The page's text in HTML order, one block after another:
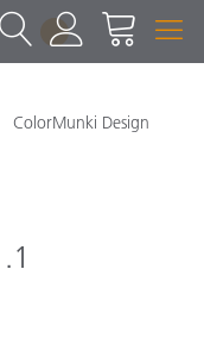
1
ColorMunki Design